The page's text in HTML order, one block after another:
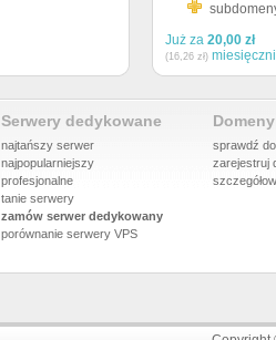
Już za 20,00 zł
(16,26 zł)
Serwery dedykowane
najtańszy serwer
najpopularniejszy
profesjonalne
tanie serwery
zamów serwer dedykowany
porównanie serwery VPS
sprawdź
zarejestruj